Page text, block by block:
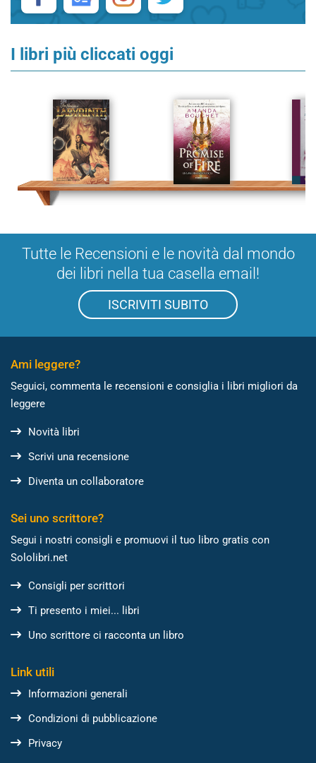
I libri più cliccati oggi
Tutte le Recensioni e le novità dal mondo
dei libri nella tua casella email!
ISCRIVITI SUBITO
Ami leggere?
Seguici, commenta le recensioni e consiglia i libri migliori da
leggere
Novità libri
Scrivi una recensione
Diventa un collaboratore
Sei uno scrittore?
Segui i nostri consigli e promuovi il tuo libro gratis con
Sololibri.net
Consigli per scrittori
Ti presento i miei... libri
Uno scrittore ci racconta un libro
Link utili
Informazioni generali
Condizioni di pubblicazione
Privacy